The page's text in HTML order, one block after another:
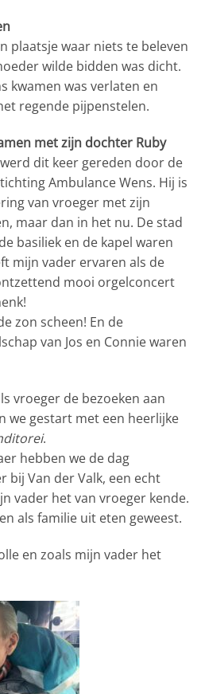
plaatsje waar niets te beleven
wilde bidden was dicht.
kwamen was verlaten en
regende pijpenstelen.
met zijn dochter Ruby
dit keer gereden door de
Ambulance Wens. Hij is
van vroeger met zijn
maar dan in het nu. De stad
basiliek en de kapel waren
mijn vader ervaren als de
mooi orgelconcert
zon scheen! En de
van Jos en Connie waren
vroeger de bezoeken aan
we gestart met een heerlijke
.
hebben we de dag
bij Van der Valk, een echt
vader het van vroeger kende.
als familie uit eten geweest.
en zoals mijn vader het